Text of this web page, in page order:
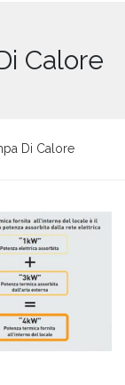
Calore
Di Calore